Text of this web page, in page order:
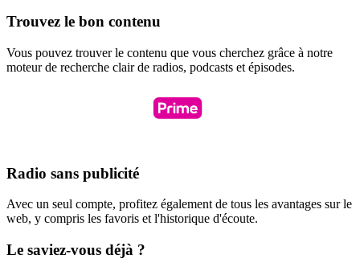
Trouvez le bon contenu
Vous pouvez trouver le contenu que vous cherchez grâce à notre
moteur de recherche clair de radios, podcasts et épisodes.
Radio sans publicité
Avec un seul compte, profitez également de tous les avantages sur le
web, y compris les favoris et l'historique d'écoute.
Le saviez-vous déjà ?